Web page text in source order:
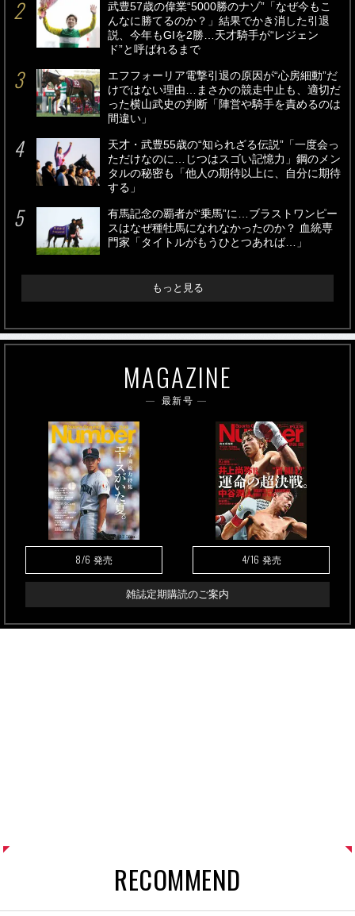
武豊57歳の偉業“5000勝のナゾ”「なぜ今もこ
んなに勝てるのか？」結果でかき消した引退
説、今年もGIを2勝…天才騎手が“レジェン
ド”と呼ばれるまで
エフフォーリア電撃引退の原因が“心房細動”だ
けではない理由…まさかの競走中止も、適切だ
った横山武史の判断「陣営や騎手を責めるのは
間違い」
天才・武豊55歳の“知られざる伝説”「一度会っ
ただけなのに…じつはスゴい記憶力」鋼のメン
タルの秘密も「他人の期待以上に、自分に期待
する」
有馬記念の覇者が“乗馬”に…ブラストワンピー
スはなぜ種牡馬になれなかったのか？ 血統専
門家「タイトルがもうひとつあれば…」
もっと見る
MAGAZINE
最新号
8/6 発売 4/16 発売
雑誌定期購読のご案内
RECOMMEND